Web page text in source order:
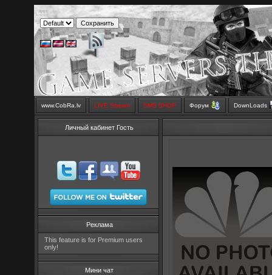
www.CobRa.lv LIVE Stream SMS SHOP Форум DownLoads
Личный кабинет Гость
Реклама
This feature is for Premium users
only!
Мини чат